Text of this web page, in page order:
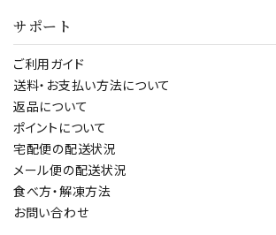
サポート
ご利用ガイド
送料・お支払い方法について
返品について
ポイントについて
宅配便の配送状況
メール便の配送状況
食べ方・解凍方法
お問い合わせ